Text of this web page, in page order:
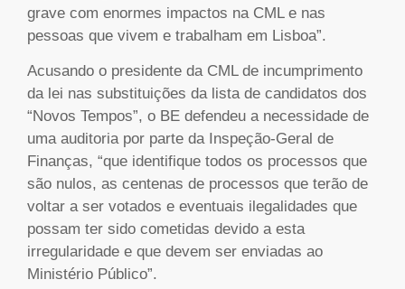
grave com enormes impactos na CML e nas
pessoas que vivem e trabalham em Lisboa”.
Acusando o presidente da CML de incumprimento
da lei nas substituições da lista de candidatos dos
“Novos Tempos”, o BE defendeu a necessidade de
uma auditoria por parte da Inspeção-Geral de
Finanças, “que identifique todos os processos que
são nulos, as centenas de processos que terão de
voltar a ser votados e eventuais ilegalidades que
possam ter sido cometidas devido a esta
irregularidade e que devem ser enviadas ao
Ministério Público”.